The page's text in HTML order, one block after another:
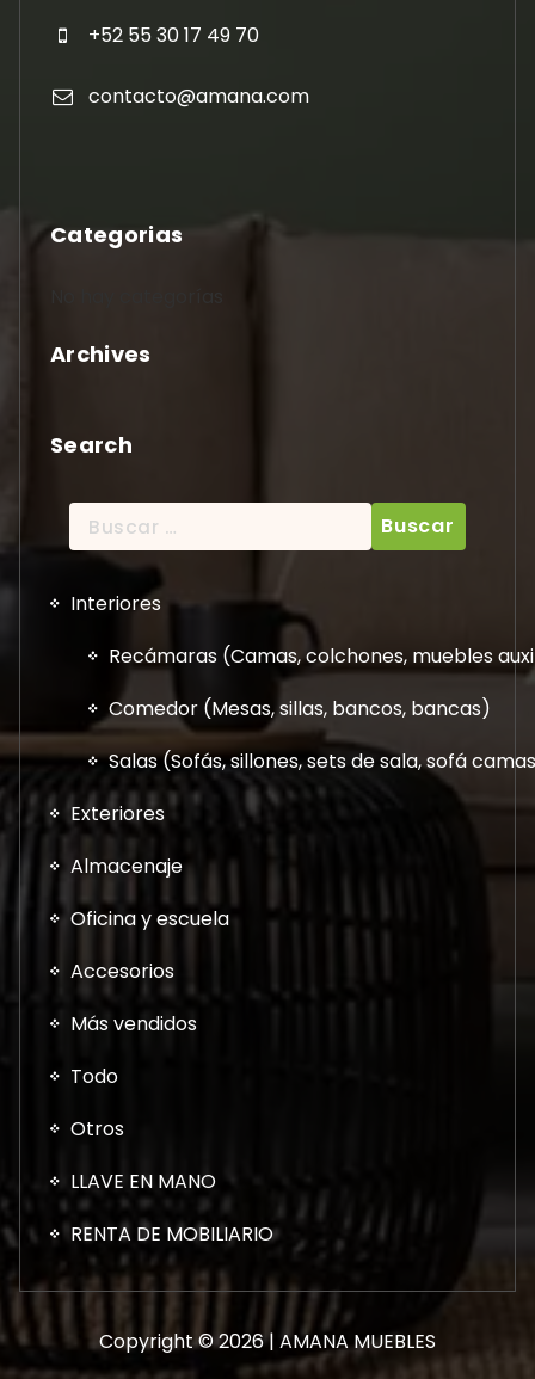
+52 55 30 17 49 70
contacto@amana.com
Categorias
Archives
Search
Buscar:
Interiores
Recámaras (Camas, colchones, muebles
Comedor (Mesas, sillas, bancos, bancas)
Salas (Sofás, sillones, sets de sala, sofá
Exteriores
Almacenaje
Oficina y escuela
Accesorios
Más vendidos
Todo
Otros
LLAVE EN MANO
RENTA DE MOBILIARIO
Copyright © 2026 | AMANA MUEBLES